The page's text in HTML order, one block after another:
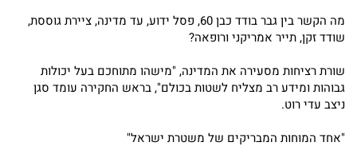
מה הקשר בין גבר בודד כבן 60, פסל ידוע, עד מדינה, ציירת גוססת,
שודד זקן, תייר אמריקני ורופאה?
שורת רציחות מסעירה את המדינה, "מישהו מתוחכם בעל יכולות
גבוהות ומידע רב מצליח לשטות בכולם", בראש החקירה עומד סגן
ניצב עדי רוט.
"אחד המוחות המבריקים של משטרת ישראל"